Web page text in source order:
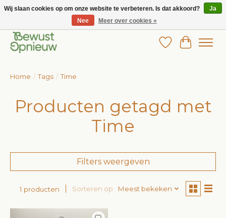
Wij bieden het grootste aanbod in betaalbare kinderkleding!
Verlanglijst
Home / Tags / Time
Producten getagd met
Time
Filters weergeven
1 producten Sorteren op Meest bekeken
Wij slaan cookies op om onze website te verbeteren. Is dat akkoord?
Ja
Nee
Meer over cookies »